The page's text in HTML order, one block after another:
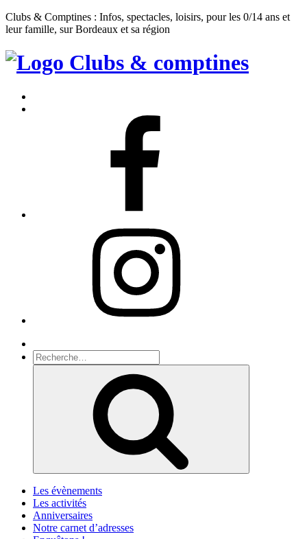
Clubs & Comptines : Infos, spectacles, loisirs, pour les 0/14 ans et
leur famille, sur Bordeaux et sa région
Clubs
Comptines
Recherche
pour
Les évènements
Les activités
Anniversaires
Notre carnet d’adresses